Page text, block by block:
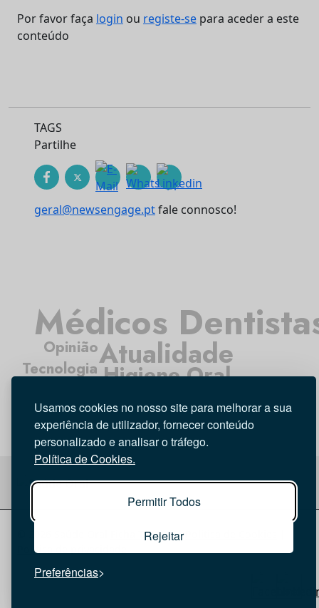
Usamos cookies no nosso site para melhorar a sua
experiência de utilizador, fornecer conteúdo
personalizado e analisar o tráfego.
Política de Cookies.
Permitir Todos
Rejeitar
Preferências
Por favor faça login ou registe-se para aceder a este
conteúdo
TAGS
Partilhe
geral@newsengage.ptfale connosco!
Atualidade
Médicos
Higiene Oral
Opinião
Tecnologia
Ficha Técnica|
Política de privacidade